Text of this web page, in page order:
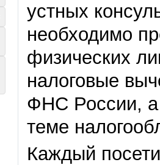
устных
необходимо
физических
налоговые
ФНС России, а
теме
Каждый